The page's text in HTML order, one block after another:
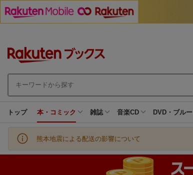
トップ 本・コミック 雑誌 音楽CD DVD・ブル
熊本地震による配送の影響について